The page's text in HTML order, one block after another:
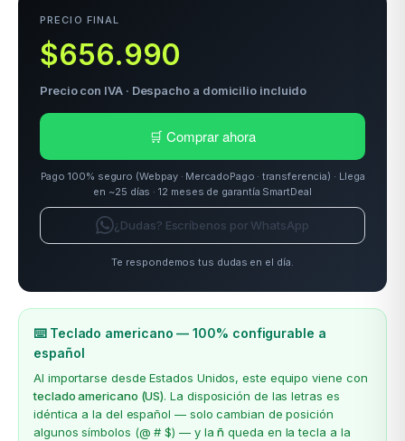
PRECIO FINAL
$656.990
Precio con IVA · Despacho a domicilio incluido
🛒 Comprar ahora
Pago 100% seguro (Webpay · MercadoPago · transferencia) · Llega
en ~25 días · 12 meses de garantía SmartDeal
¿Dudas? Escríbenos por WhatsApp
Te respondemos tus dudas en el día.
⌨️ Teclado americano — 100% configurable a
español
Al importarse desde Estados Unidos, este equipo viene con
teclado americano (US). La disposición de las letras es
idéntica a la del español — solo cambian de posición
algunos símbolos (@ # $) — y lañ queda en la tecla a la